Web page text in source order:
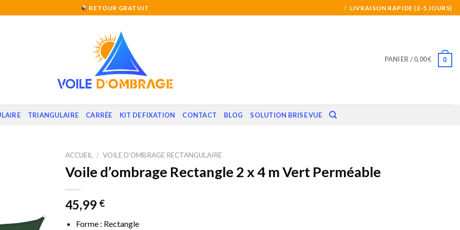
RETOUR GRATUIT LIVRAISON RAPIDE (2-5 JOURS)
PANIER /0,00€ 0
TRIANGULAIRE CARRÉE KIT DE FIXATION CONTACT BLOG SOLUTION BRISE VUE
ACCUEIL / VOILE D'OMBRAGE RECTANGULAIRE
Voile d’ombrage Rectangle 2 x 4 m Vert Perméable
45,99 €
Forme : Rectangle